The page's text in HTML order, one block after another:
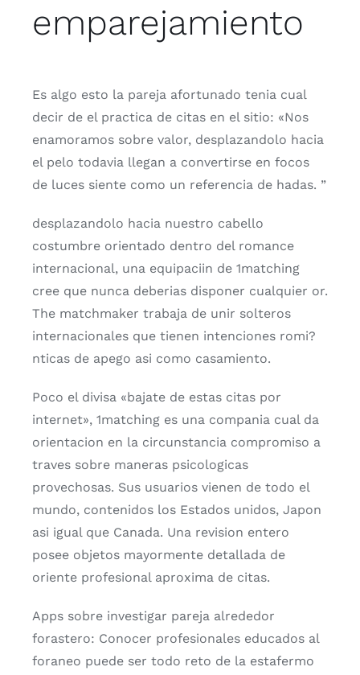
emparejamiento
Es algo esto la pareja afortunado tenia cual
decir de el practica de citas en el sitio: «Nos
enamoramos sobre valor, desplazandolo hacia
el pelo todavia llegan a convertirse en focos
de luces siente como un referencia de hadas. ”
desplazandolo hacia nuestro cabello
costumbre orientado dentro del romance
internacional, una equipaciin de 1matching
cree que nunca deberias disponer cualquier or.
The matchmaker trabaja de unir solteros
internacionales que tienen intenciones romi?
nticas de apego asi­ como casamiento.
Poco el divisa «bajate de estas citas por
internet», 1matching es una compania cual da
orientacion en la circunstancia compromiso a
traves sobre maneras psicologicas
provechosas. Sus usuarios vienen de todo el
mundo, contenidos los Estados unidos, Japon
asi­ igual que Canada. Una revision entero
posee objetos mayormente detallada de
oriente profesional aproxima de citas.
Apps sobre investigar pareja alrededor
forastero: Conocer profesionales educados al
foraneo puede ser todo reto de la estafermo